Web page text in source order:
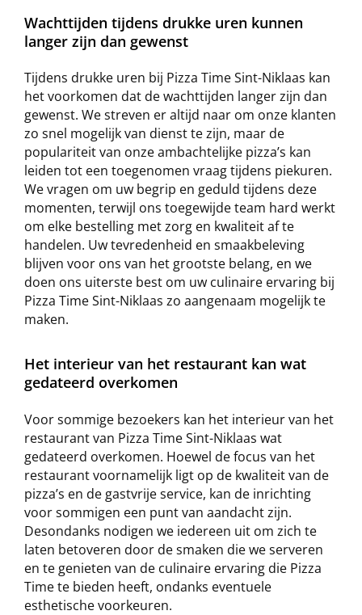
Wachttijden tijdens drukke uren kunnen
langer zijn dan gewenst
Tijdens drukke uren bij Pizza Time Sint-Niklaas kan
het voorkomen dat de wachttijden langer zijn dan
gewenst. We streven er altijd naar om onze klanten
zo snel mogelijk van dienst te zijn, maar de
populariteit van onze ambachtelijke pizza’s kan
leiden tot een toegenomen vraag tijdens piekuren.
We vragen om uw begrip en geduld tijdens deze
momenten, terwijl ons toegewijde team hard werkt
om elke bestelling met zorg en kwaliteit af te
handelen. Uw tevredenheid en smaakbeleving
blijven voor ons van het grootste belang, en we
doen ons uiterste best om uw culinaire ervaring bij
Pizza Time Sint-Niklaas zo aangenaam mogelijk te
maken.
Het interieur van het restaurant kan wat
gedateerd overkomen
Voor sommige bezoekers kan het interieur van het
restaurant van Pizza Time Sint-Niklaas wat
gedateerd overkomen. Hoewel de focus van het
restaurant voornamelijk ligt op de kwaliteit van de
pizza’s en de gastvrije service, kan de inrichting
voor sommigen een punt van aandacht zijn.
Desondanks nodigen we iedereen uit om zich te
laten betoveren door de smaken die we serveren
en te genieten van de culinaire ervaring die Pizza
Time te bieden heeft, ondanks eventuele
esthetische voorkeuren.